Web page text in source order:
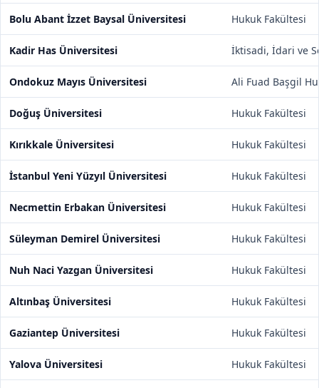
Bolu Abant İzzet Baysal Üniversitesi Hukuk Fakültesi
Kadir Has Üniversitesi İktisadi, İdari ve
Ondokuz Mayıs Üniversitesi Ali Fuad Başgil
Doğuş Üniversitesi Hukuk Fakültesi
Kırıkkale Üniversitesi Hukuk Fakültesi
İstanbul Yeni Yüzyıl Üniversitesi Hukuk Fakültesi
Necmettin Erbakan Üniversitesi Hukuk Fakültesi
Süleyman Demirel Üniversitesi Hukuk Fakültesi
Nuh Naci Yazgan Üniversitesi Hukuk Fakültesi
Altınbaş Üniversitesi Hukuk Fakültesi
Gaziantep Üniversitesi Hukuk Fakültesi
Yalova Üniversitesi Hukuk Fakültesi